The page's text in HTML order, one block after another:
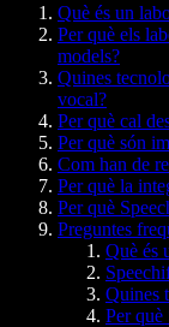
Què és un
Per què els
models?
Quines
vocal?
Per què cal
Per què són
Com han de
Per què la
Per què
Preguntes
Què és
Quines
Per què